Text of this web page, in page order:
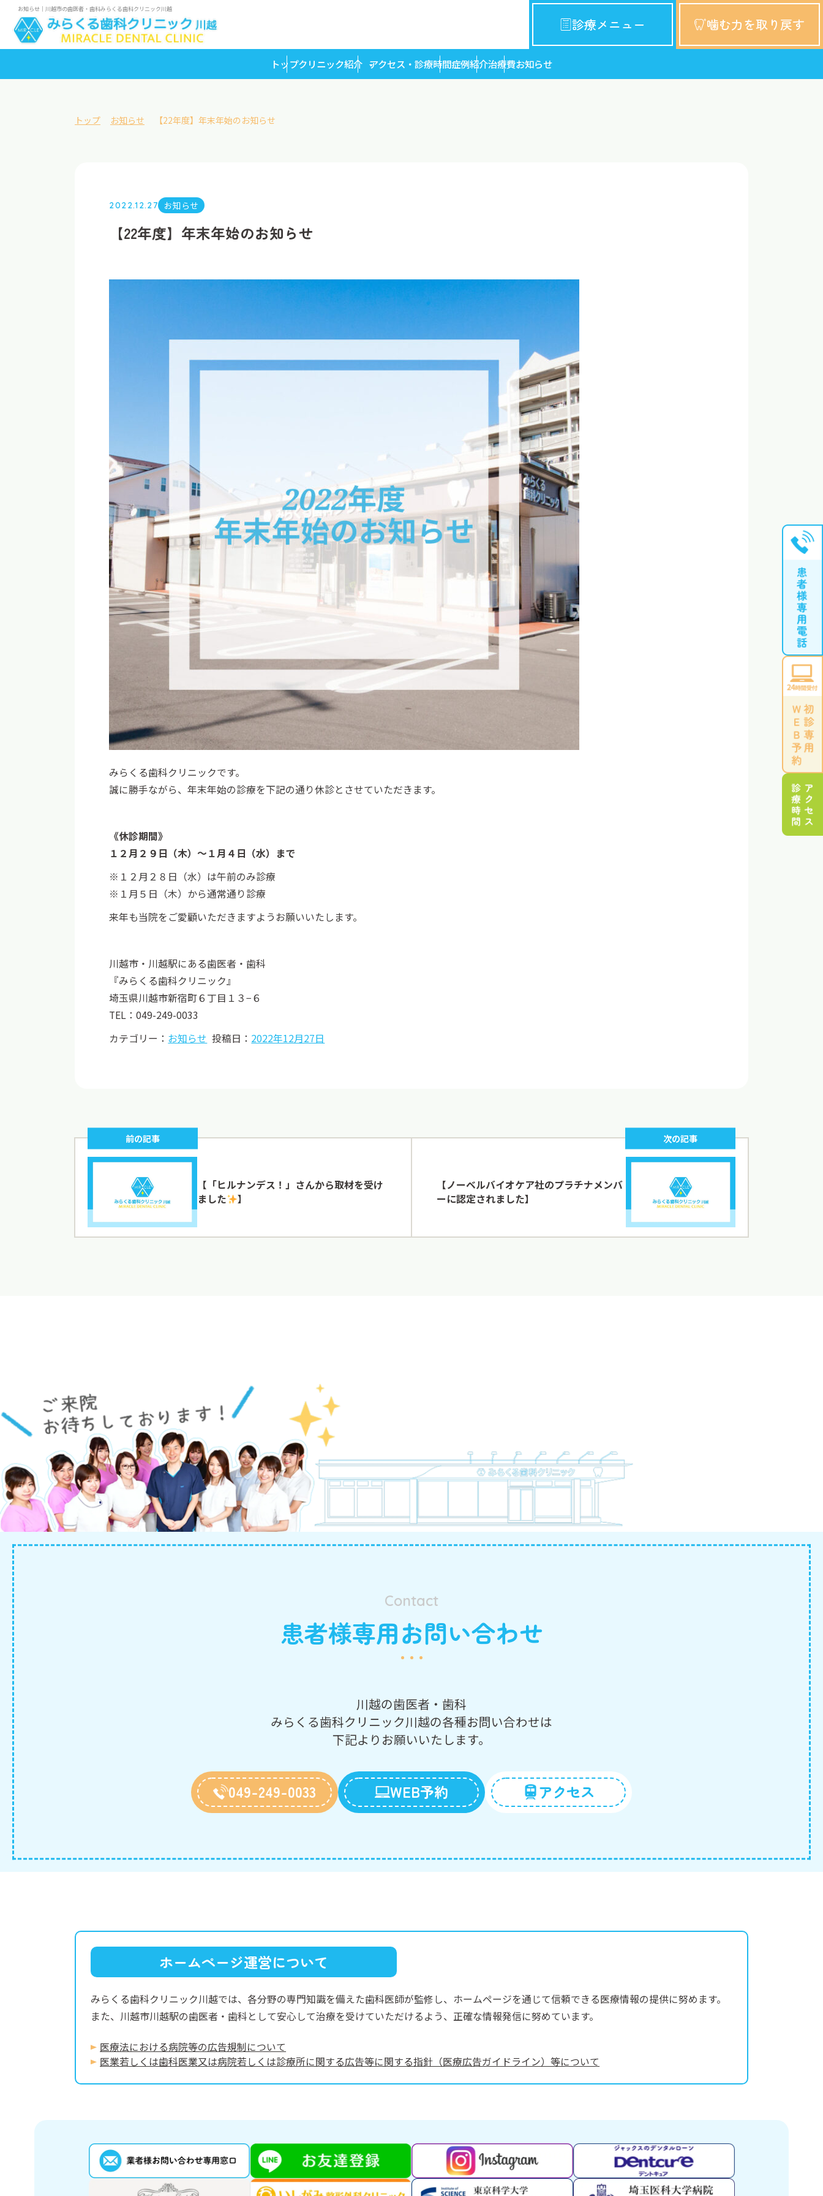
お知らせ｜川越市の歯医者・歯科みらくる歯科クリニック川越
診療メニュー 噛む力を取り戻す
トップクリニック紹介 アクセス・診療時間症例紹介治療費お知らせ
トップ お知らせ 【22年度】年末年始のお知らせ
2022.12.27 お知らせ
【22年度】年末年始のお知らせ
みらくる歯科クリニックです。
誠に勝手ながら、年末年始の診療を下記の通り休診とさせていただきます。
《休診期間》
１２月２９日（木）〜１月４日（水）まで
※１２月２８日（水）は午前のみ診療
※１月５日（木）から通常通り診療
来年も当院をご愛顧いただきますようお願いいたします。
川越市・川越駅にある歯医者・歯科
『みらくる歯科クリニック』
埼玉県川越市新宿町６丁目１３−６
TEL：049-249-0033
カテゴリー： お知らせ 投稿日： 2022年12月27日
前の記事
【「ヒルナンデス！」さんから取材を受け
ました
】
次の記事
【ノーベルバイオケア社のプラチナメンバ
ーに認定されました】
Contact
患者様専用お問い合わせ
川越の歯医者・歯科
みらくる歯科クリニック川越の各種お問い合わせは
下記よりお願いいたします。
049-249-0033 WEB予約 アクセス
ホームページ運営について
みらくる歯科クリニック川越では、各分野の専門知識を備えた歯科医師が監修し、ホームページを通じて信頼できる医療情報の提供に努めます。
また、川越市川越駅の歯医者・歯科として安心して治療を受けていただけるよう、正確な情報発信に努めています。
医療法における病院等の広告規制について
医業若しくは⻭科医業⼜は病院若しくは診療所に関する広告等に関する指針（医療広告ガイドライン）等について